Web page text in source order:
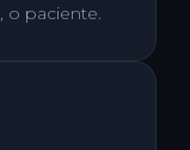
o paciente.